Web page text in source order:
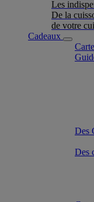
Les
De la
de votre
Cadeaux
Des
Des